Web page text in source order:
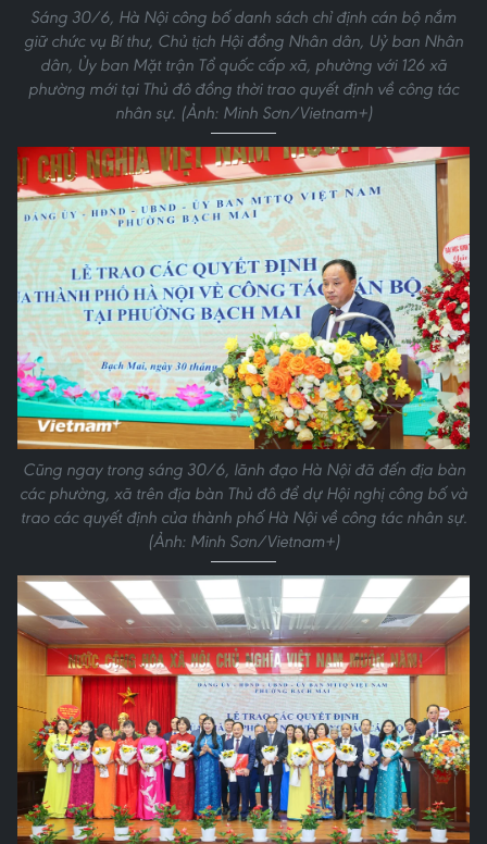
Sáng 30/6, Hà Nội công bố danh sách chỉ định cán bộ nắm
giữ chức vụ Bí thư, Chủ tịch Hội đồng Nhân dân, Uỷ ban Nhân
dân, Ủy ban Mặt trận Tổ quốc cấp xã, phường với 126 xã
phường mới tại Thủ đô đồng thời trao quyết định về công tác
nhân sự. (Ảnh: Minh Sơn/Vietnam+)
Cũng ngay trong sáng 30/6, lãnh đạo Hà Nội đã đến địa bàn
các phường, xã trên địa bàn Thủ đô để dự Hội nghị công bố và
trao các quyết định của thành phố Hà Nội về công tác nhân sự.
(Ảnh: Minh Sơn/Vietnam+)